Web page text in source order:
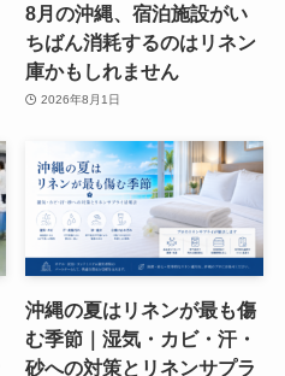
8月の沖縄、宿泊施設がい
ちばん消耗するのはリネン
庫かもしれません
2026年8月1日
沖縄の夏はリネンが最も傷
む季節｜湿気・カビ・汗・
砂への対策とリネンサプラ